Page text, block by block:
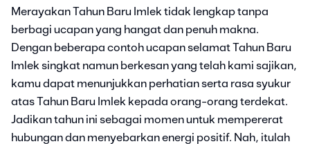
Merayakan Tahun Baru Imlek tidak lengkap tanpa
berbagi ucapan yang hangat dan penuh makna.
Dengan beberapa contoh ucapan selamat Tahun Baru
Imlek singkat namun berkesan yang telah kami sajikan,
kamu dapat menunjukkan perhatian serta rasa syukur
atas Tahun Baru Imlek kepada orang-orang terdekat.
Jadikan tahun ini sebagai momen untuk mempererat
hubungan dan menyebarkan energi positif. Nah, itulah